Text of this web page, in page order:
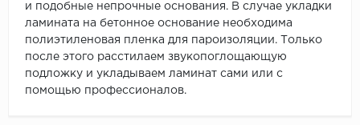
и подобные непрочные основания. В случае укладки
ламината на бетонное основание необходима
полиэтиленовая пленка для пароизоляции. Только
после этого расстилаем звукопоглощающую
подложку и укладываем ламинат сами или с
помощью профессионалов.